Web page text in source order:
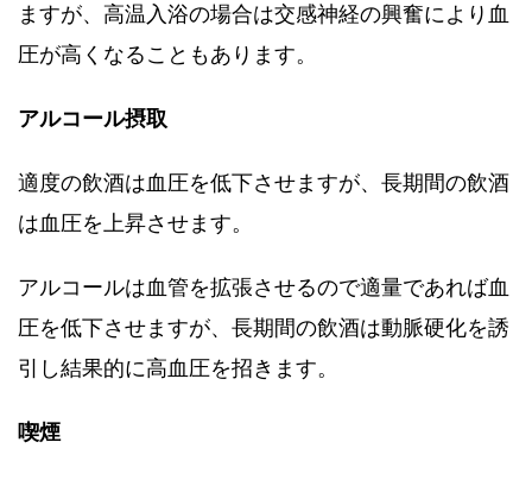
ますが、高温入浴の場合は交感神経の興奮により血
圧が高くなることもあります。
アルコール摂取
適度の飲酒は血圧を低下させますが、長期間の飲酒
は血圧を上昇させます。
アルコールは血管を拡張させるので適量であれば血
圧を低下させますが、長期間の飲酒は動脈硬化を誘
引し結果的に高血圧を招きます。
喫煙